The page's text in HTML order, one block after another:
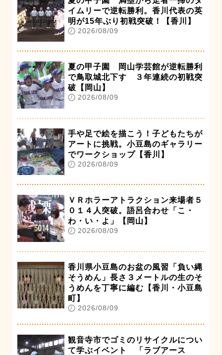
イムリーで逆転勝利。香川代表の英
明が15年ぶり初戦突破！【香川】
2026/08/09
夏の甲子園 岡山学芸館が逆転勝利
で鳥取城北下す ３年連続の初戦突
破【岡山】
2026/08/09
手や足で絵を描こう！子どもたちが
アートに挑戦。小豆島のギャラリー
でワークショップ【香川】
2026/08/09
ＶＲホラーアトラクション来場者５
０１４人突破。語呂合わせ「こ・
わ・い・よ」【岡山】
2026/08/09
香川県小豆島のお盆の風習「負い縄
そうめん」長さ３メートルの生のそ
うめんを丁寧に編む【香川・小豆島
町】
2026/08/09
観音寺市でゴミのリサイクルについ
て学ぶイベント 「ラブアース